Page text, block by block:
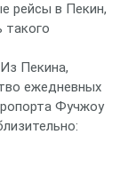
рейсы в Пекин,
такого
Пекина,
ежедневных
Фучжоу